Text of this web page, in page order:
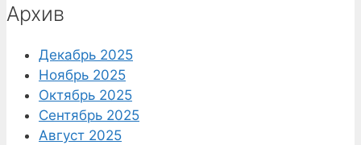
Архив
Декабрь 2025
Ноябрь 2025
Октябрь 2025
Сентябрь 2025
Август 2025